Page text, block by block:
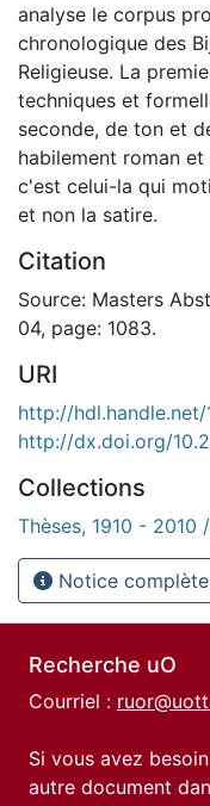
analyse le corpus
chronologique des
Religieuse. La
techniques et
seconde, de ton et
habilement roman
c'est celui-la qui
et non la satire.
Citation
Source: Masters
04, page: 1083.
URI
http://
http://dx.doi.org/
Collections
Thèses, 1910 - 2010
Notice complète
Recherche uO
Courriel :
Si vous avez
autre document